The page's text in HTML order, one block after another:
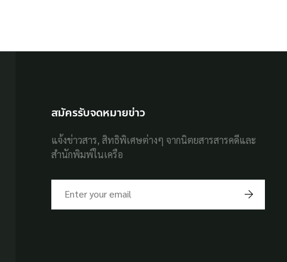
สมัครรับจดหมายข่าว
แจ้งข่าวสาร, สิทธิพิเศษต่างๆ จากนิตยสารสารคดีและ
สำนักพิมพ์ในเครือ